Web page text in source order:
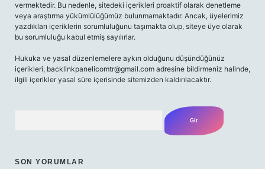
vermektedir. Bu nedenle, sitedeki içerikleri proaktif olarak denetleme
veya araştırma yükümlülüğümüz bulunmamaktadır. Ancak, üyelerimiz
yazdıkları içeriklerin sorumluluğunu taşımakta olup, siteye üye olarak
bu sorumluluğu kabul etmiş sayılırlar.
Hukuka ve yasal düzenlemelere aykırı olduğunu düşündüğünüz
içerikleri, backlinkpanelicomtr@gmail.com adresine bildirmeniz halinde,
ilgili içerikler yasal süre içerisinde sitemizden kaldırılacaktır.
SON YORUMLAR